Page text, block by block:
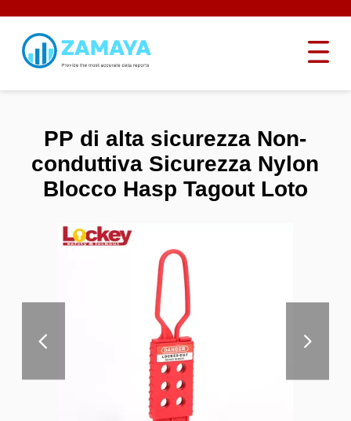
PP di alta sicurezza Non-
conduttiva Sicurezza Nylon
Blocco Hasp Tagout Loto